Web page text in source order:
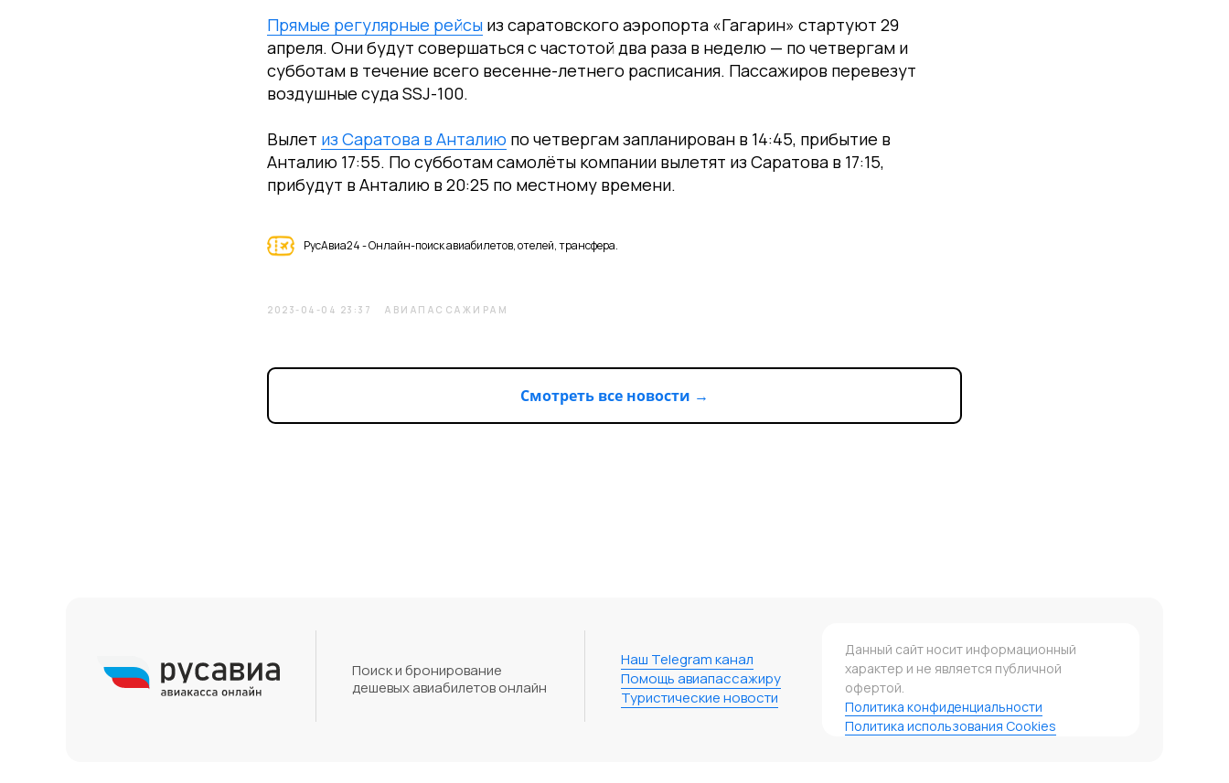
Прямые регулярные рейсы из саратовского аэропорта «Гагарин» стартуют 29
апреля. Они будут совершаться с частотой два раза в неделю — по четвергам и
субботам в течение всего весенне-летнего расписания. Пассажиров перевезут
воздушные суда SSJ-100.
Вылет из Саратова в Анталию по четвергам запланирован в 14:45, прибытие в
Анталию 17:55. По субботам самолёты компании вылетят из Саратова в 17:15,
прибудут в Анталию в 20:25 по местному времени.
РусАвиа24 - Онлайн-поиск авиабилетов, отелей, трансфера.
2023-04-04 23:37 АВИАПАССАЖИРАМ
Смотреть все новости →
Данный сайт носит информационный
характер и не является публичной
офертой.
Политика конфиденциальности
Политика использования Cookies
Поиск и бронирование
дешевых авиабилетов онлайн
Наш Telegram канал
Помощь авиапассажиру
Туристические новости